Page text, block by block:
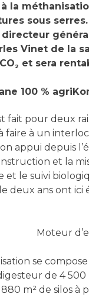
la
sous
Vinet de la
2 et sera
100 %
fait pour deux
faire à un
appui depuis
et la
et le suivi
deux ans ont
Moteur
se
de 4
m² de silos